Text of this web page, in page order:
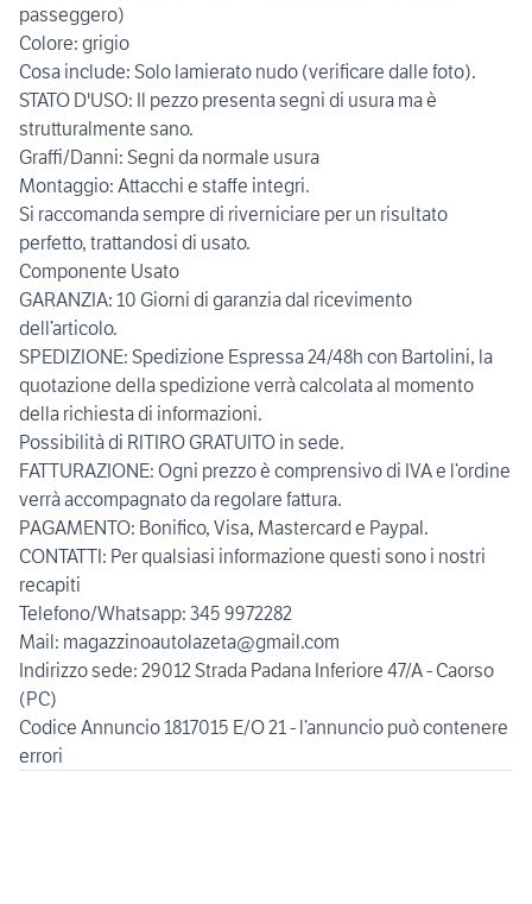
passeggero)
Colore: grigio
Cosa include: Solo lamierato nudo (verificare dalle foto).
STATO D'USO: Il pezzo presenta segni di usura ma è
strutturalmente sano.
Graffi/Danni: Segni da normale usura
Montaggio: Attacchi e staffe integri.
Si raccomanda sempre di riverniciare per un risultato
perfetto, trattandosi di usato.
Componente Usato
GARANZIA: 10 Giorni di garanzia dal ricevimento
dell’articolo.
SPEDIZIONE: Spedizione Espressa 24/48h con Bartolini, la
quotazione della spedizione verrà calcolata al momento
della richiesta di informazioni.
Possibilità di RITIRO GRATUITO in sede.
FATTURAZIONE: Ogni prezzo è comprensivo di IVA e l’ordine
verrà accompagnato da regolare fattura.
PAGAMENTO: Bonifico, Visa, Mastercard e Paypal.
CONTATTI: Per qualsiasi informazione questi sono i nostri
recapiti
Telefono/Whatsapp: 345 9972282
Mail: magazzinoautolazeta@gmail.com
Indirizzo sede: 29012 Strada Padana Inferiore 47/A - Caorso
(PC)
Codice Annuncio 1817015 E/O 21 - l’annuncio può contenere